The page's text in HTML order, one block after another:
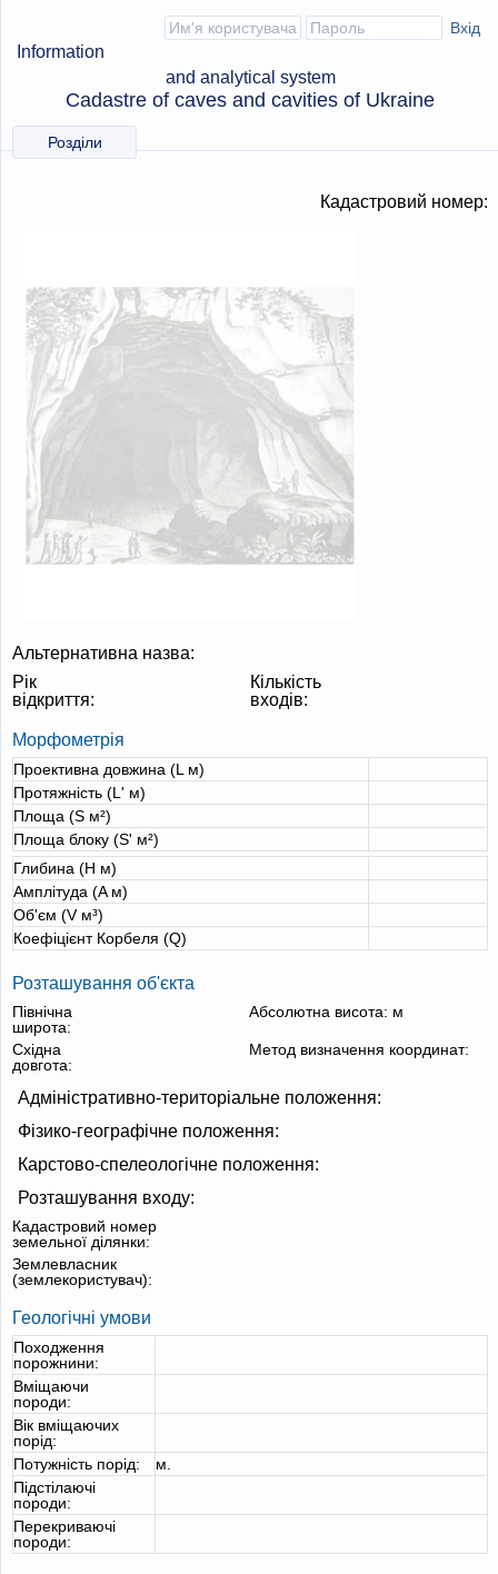
Information
and analytical system
Cadastre of caves and cavities of Ukraine
Розділи
Кадастровий номер:
Альтернативна назва:
Рік
відкриття:
Кількість
входів:
Морфометрія
Проективна довжина (L м)
Протяжність (L' м)
Площа (S м²)
Площа блоку (S' м²)
Глибина (H м)
Амплітуда (A м)
Об'єм (V м³)
Коефіцієнт Корбеля (Q)
Розташування об'єкта
Північна
широта:
Абсолютна висота: м
Східна
довгота:
Метод визначення координат:
Адміністративно-територіальне положення:
Фізико-географічне положення:
Карстово-спелеологічне положення:
Розташування входу:
Кадастровий номер
земельної ділянки:
Землевласник
(землекористувач):
Геологічні умови
Походження
порожнини:
Вміщаючи
породи:
Вік вміщаючих
порід:
Потужність порід:
м.
Підстілаючі
породи:
Перекриваючі
породи: